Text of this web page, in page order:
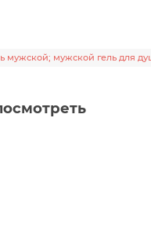
мужской гель для